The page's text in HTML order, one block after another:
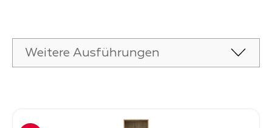
Weitere Ausführungen